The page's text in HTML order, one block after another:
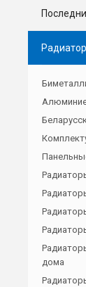
дома